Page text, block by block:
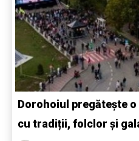
Dorohoiul pregătește
cu tradiții, folclor și